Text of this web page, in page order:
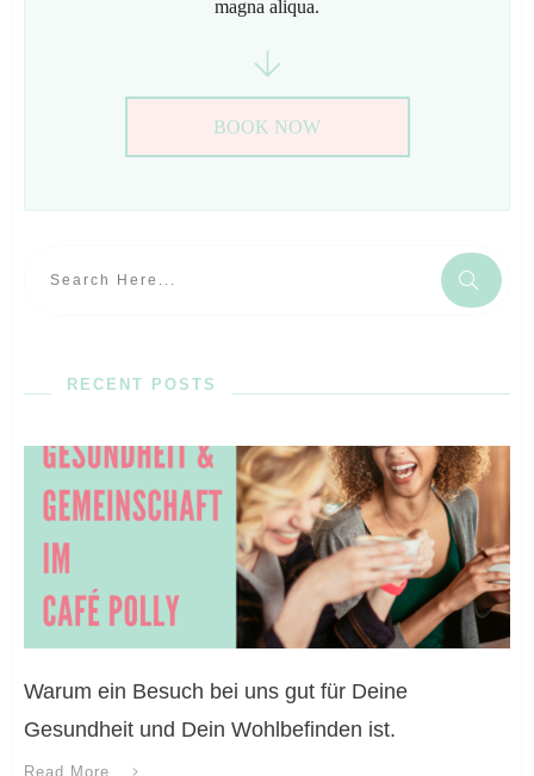
magna aliqua.
BOOK NOW
RECENT POSTS
Warum ein Besuch bei uns gut für Deine
Gesundheit und Dein Wohlbefinden ist.
Read More